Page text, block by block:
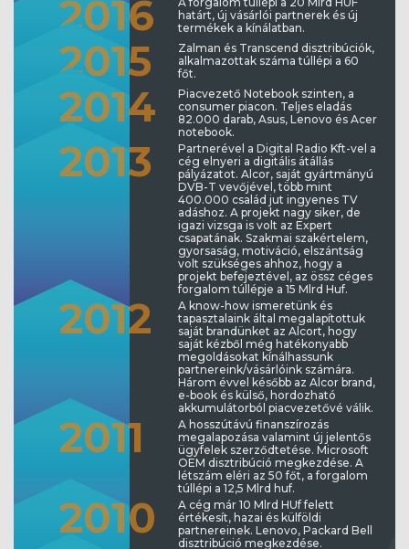
2016
határt, új vásárlói partnerek és új
termékek a kínálatban.
2015
Zalman és Transcend disztribúciók,
alkalmazottak száma túllépi a 60
főt.
2014
Piacvezető Notebook szinten, a
consumer piacon. Teljes eladás
82.000 darab, Asus, Lenovo és Acer
notebook.
2013
Partnerével a Digital Radio Kft-vel a
cég elnyeri a digitális átállás
pályázatot. Alcor, saját gyártmányú
DVB-T vevőjével, több mint
400.000 család jut ingyenes TV
adáshoz. A projekt nagy siker, de
igazi vizsga is volt az Expert
csapatának. Szakmai szakértelem,
gyorsaság, motiváció, elszántság
volt szükséges ahhoz, hogy a
projekt befejeztével, az össz céges
forgalom túllépje a 15 Mlrd Huf.
2012
A know-how ismeretünk és
tapasztalaink által megalapítottuk
saját brandünket az Alcort, hogy
saját kézből még hatékonyabb
megoldásokat kínálhassunk
partnereink/vásárlóink számára.
Három évvel később az Alcor brand,
e-book és külső, hordozható
akkumulátorból piacvezetővé válik.
2011
A hosszútávú finanszírozás
megalapozása valamint új jelentős
ügyfelek szerződtetése. Microsoft
OEM disztribúció megkezdése. A
létszám eléri az 50 főt, a forgalom
túllépi a 12,5 Mlrd huf.
2010
A cég már 10 Mlrd HUf felett
értékesít, hazai és külföldi
partnereinek. Lenovo, Packard Bell
disztribúció megkezdése.